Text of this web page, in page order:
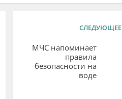
СЛЕДУЮЩЕЕ
МЧС напоминает
правила
безопасности на
воде